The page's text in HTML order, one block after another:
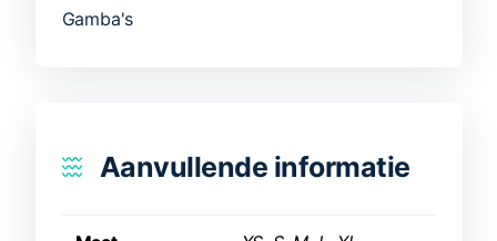
Gamba's
Aanvullende informatie